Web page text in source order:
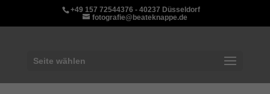
+49 157 72544376 - 40237 Düsseldorf
fotografie@beateknappe.de
Seite wählen